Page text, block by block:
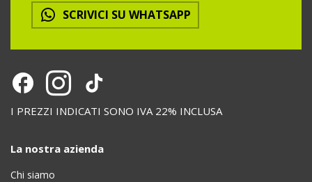
SCRIVICI SU WHATSAPP
I PREZZI INDICATI SONO IVA 22% INCLUSA
La nostra azienda
Chi siamo